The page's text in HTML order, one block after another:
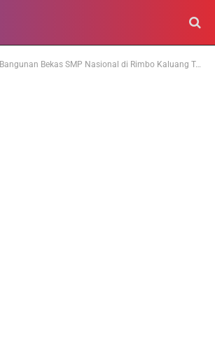
Bangunan Bekas SMP Nasional di Rimbo Kaluang Terbakar